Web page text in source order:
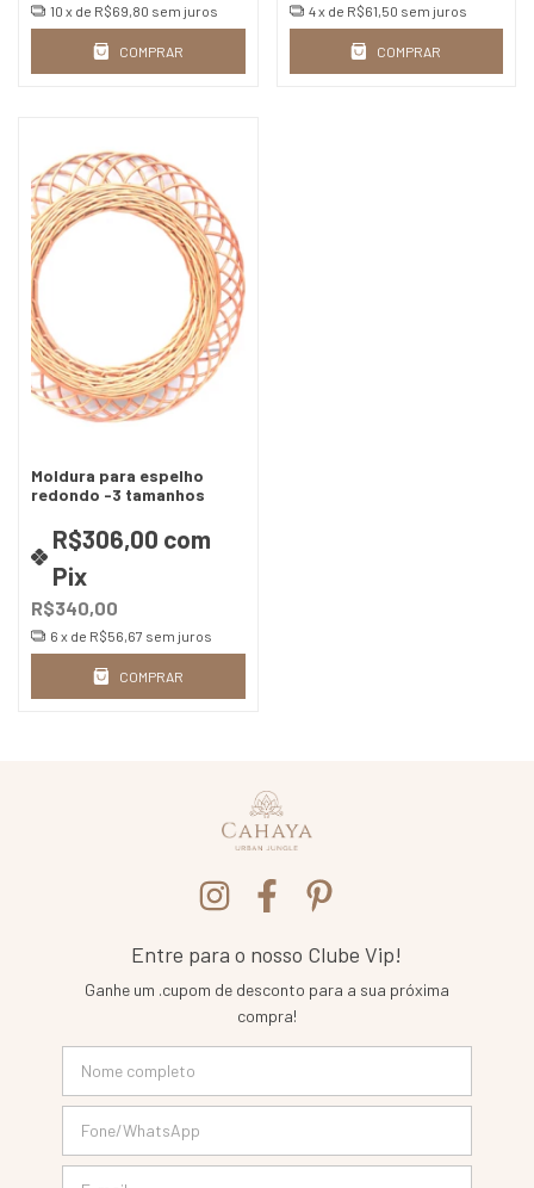
10 x de R$69,80 sem juros
COMPRAR
4x de R$61,50 sem juros
COMPRAR
Moldura para espelho
redondo -3 tamanhos
R$340,00
R$306,00 com
Pix
6 x de R$56,67 sem juros
COMPRAR
Entre para o nosso Clube Vip!
Ganhe um .cupom de desconto para a sua próxima
compra!